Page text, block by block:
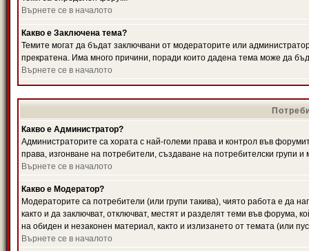
Върнете се в началото
Какво е Заключена тема?
Темите могат да бъдат заключвани от модераторите или
прекратена. Има много причини, поради които дадена тема може да
Върнете се в началото
Какво е Администратор?
Администраторите са хората с най-големи права и контрол във
права, изгонване на потребители, създаване на потребителски групи
Върнете се в началото
Какво е Модератор?
Модераторите са потребители (или групи такива), чиято работа е да
както и да заключват, отключват, местят и разделят теми във форума,
на обиден и незаконен материал, както и излизането от темата (или
Върнете се в началото